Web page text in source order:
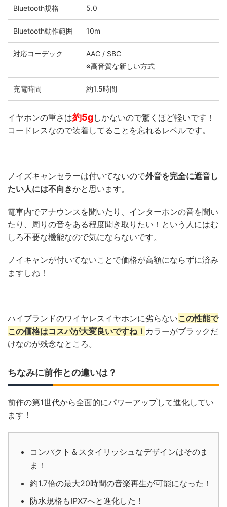
Bluetooth規格 5.0
Bluetooth動作範囲 10m
対応コーデック
AAC / SBC
※高音質な新しい方式
充電時間 約1.5時間
イヤホンの重さは約5gしかないので驚くほど軽いです！
コードレスなので装着してることを忘れるレベルです。
ノイズキャンセラーは付いてないので外音を完全に遮音し
たい人には不向きかと思います。
電車内でアナウンスを聞いたり、インターホンの音を聞い
たり、周りの音をある程度聞き取りたい！という人にはむ
しろ不要な機能なので気にならないです。
ノイキャンが付いてないことで価格が高額にならずに済み
ますしね！
ハイブランドのワイヤレスイヤホンに劣らないこの性能で
この価格はコスパが大変良いですね！ カラーがブラックだ
けなのが残念なところ。
ちなみに前作との違いは？
前作の第1世代から全面的にパワーアップして進化してい
ます！
コンパクト＆スタイリッシュなデザインはそのま
ま！
約1.7倍の最大20時間の音楽再生が可能になった！
防水規格もIPX7へと進化した！